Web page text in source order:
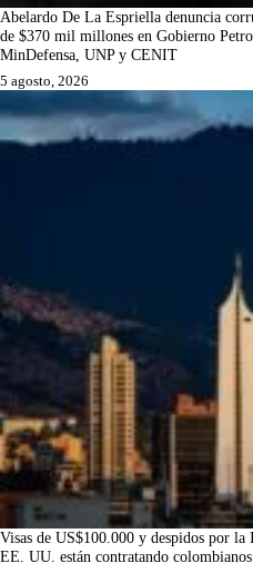
Abelardo De La Espriella denuncia
de $370 mil millones en Gobierno
MinDefensa, UNP y CENIT
5 agosto, 2026
Visas de US$100.000 y despidos por la
EE. UU. están contratando